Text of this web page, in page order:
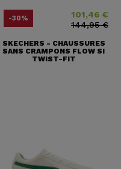
-30% 101,46 €
Prix ​​habituel
144,95 €
SKECHERS - CHAUSSURES
SANS CRAMPONS FLOW SI
TWIST-FIT